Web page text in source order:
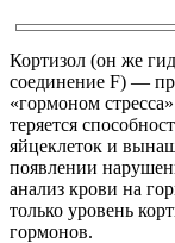
Кортизол (он же
соединение F) —
«гормоном
теряется
яйцеклеток и
появлении
анализ крови на
только уровень
гормонов.